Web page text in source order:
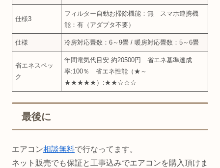
仕様3
フィルター自動お掃除機能：無 スマホ連携機
能：有（アダプタ不要）
仕様 冷房対応畳数：6～9畳 / 暖房対応畳数：5～6畳
省エネスペッ
ク
年間電気代目安:約20500円 省エネ基準達成
率:100％ 省エネ性能（★～
★★★★★）:★★☆☆☆
最後に
エアコン相談無料で行なってます。
ネット販売でも保証と工事込みでエアコンを購入頂けま